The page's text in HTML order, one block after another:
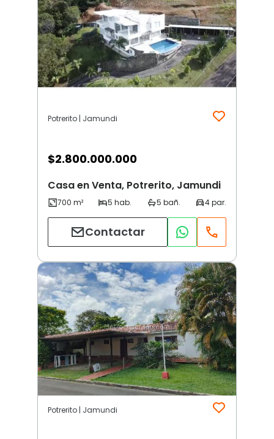
Potrerito | Jamundi
$2.800.000.000
Casa en Venta, Potrerito, Jamundi
Contactar
Potrerito | Jamundi